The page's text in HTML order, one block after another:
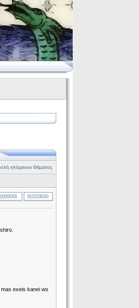
επόμενου Θέματος
exeis kanei ws